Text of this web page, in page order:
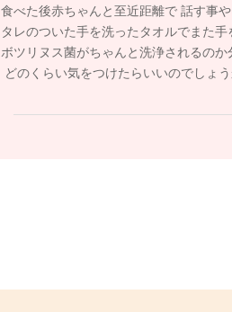
食べた後赤ちゃんと至近距離で 話す事や
タレのついた手を洗ったタオルでまた
ボツリヌス菌がちゃんと洗浄されるの
どのくらい気をつけたらいいのでしょ